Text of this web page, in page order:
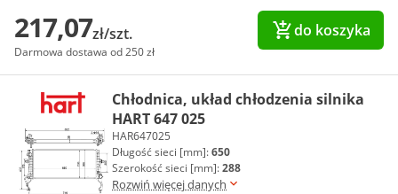
217,07zł/szt.
Darmowa dostawa od 250 zł
do koszyka
Chłodnica, układ chłodzenia silnika
HART 647 025
HAR647025
Długość sieci [mm]:650
Szerokość sieci [mm]:288
Rozwiń więcej danych